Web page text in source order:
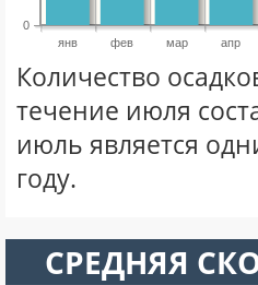
янв фев мар апр
0
Количество
течение июля
июль является
году.
СРЕДНЯЯ